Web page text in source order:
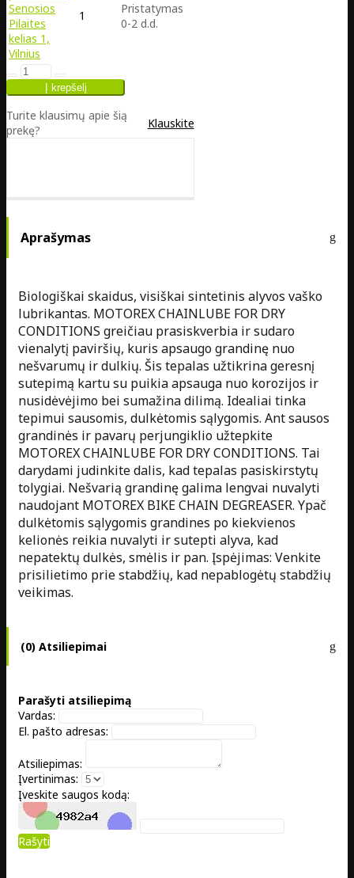
Senosios
Pilaites
kelias 1,
Vilnius
1
Pristatymas
0-2 d.d.
Turite klausimų apie šią
prekę?
Klauskite
Aprašymas
Biologiškai skaidus, visiškai sintetinis alyvos vaško
lubrikantas. MOTOREX CHAINLUBE FOR DRY
CONDITIONS greičiau prasiskverbia ir sudaro
vienalytį paviršių, kuris apsaugo grandinę nuo
nešvarumų ir dulkių. Šis tepalas užtikrina geresnį
sutepimą kartu su puikia apsauga nuo korozijos ir
nusidėvėjimo bei sumažina dilimą. Idealiai tinka
tepimui sausomis, dulkėtomis sąlygomis. Ant sausos
grandinės ir pavarų perjungiklio užtepkite
MOTOREX CHAINLUBE FOR DRY CONDITIONS. Tai
darydami judinkite dalis, kad tepalas pasiskirstytų
tolygiai. Nešvarią grandinę galima lengvai nuvalyti
naudojant MOTOREX BIKE CHAIN DEGREASER. Ypač
dulkėtomis sąlygomis grandines po kiekvienos
kelionės reikia nuvalyti ir sutepti alyva, kad
nepatektų dulkės, smėlis ir pan. Įspėjimas: Venkite
prisilietimo prie stabdžių, kad nepablogėtų stabdžių
veikimas.
(0) Atsiliepimai
Parašyti atsiliepimą
Vardas:
El. pašto adresas:
Atsiliepimas:
Įvertinimas:
Įveskite saugos kodą:
Rašyti